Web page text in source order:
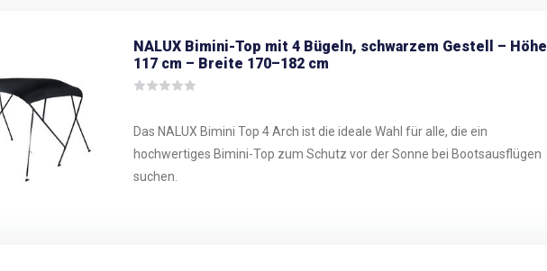
NALUX Bimini-Top mit 4 Bügeln, schwarzem Gestell – Höhe
117 cm – Breite 170–182 cm
Das NALUX Bimini Top 4 Arch ist die ideale Wahl für alle, die ein
hochwertiges Bimini-Top zum Schutz vor der Sonne bei Bootsausflügen
suchen.